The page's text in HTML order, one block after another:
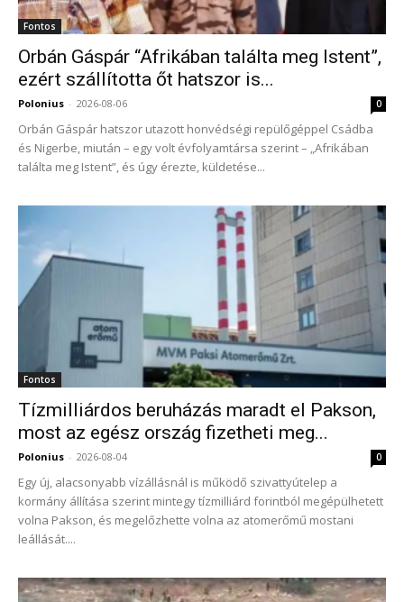
Fontos
Orbán Gáspár “Afrikában találta meg Istent”,
ezért szállította őt hatszor is...
Polonius - 2026-08-06 0
Orbán Gáspár hatszor utazott honvédségi repülőgéppel Csádba
és Nigerbe, miután – egy volt évfolyamtársa szerint – „Afrikában
találta meg Istent”, és úgy érezte, küldetése...
Fontos
Tízmilliárdos beruházás maradt el Pakson,
most az egész ország fizetheti meg...
Polonius - 2026-08-04 0
Egy új, alacsonyabb vízállásnál is működő szivattyútelep a
kormány állítása szerint mintegy tízmilliárd forintból megépülhetett
volna Pakson, és megelőzhette volna az atomerőmű mostani
leállását....